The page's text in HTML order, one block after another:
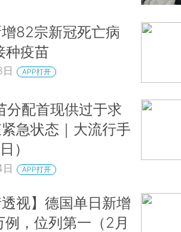
82宗新冠死亡病
种疫苗
APP打开
分配首现供过于求
急状态｜大流行手
）
APP打开
透视】德国单日新增
，位列第一（2月